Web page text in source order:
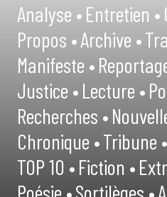
Analyse •Entretien •
Propos •Archive •
Manifeste •
Justice •Lecture •
Recherches •
Chronique •Tribune •
TOP 10 •Fiction •